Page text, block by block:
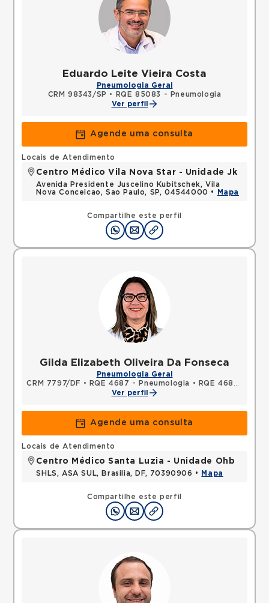
Eduardo Leite Vieira Costa
Pneumologia Geral
CRM 98343/SP •
RQE 85083 - Pneumologia
Ver perfil
Agende uma consulta
Compartilhe este perfil
Locais de Atendimento
Centro Médico Vila Nova Star - Unidade Jk
Avenida Presidente Juscelino Kubitschek, Vila
Nova Conceicao, Sao Paulo, SP, 04544000 •
Mapa
Gilda Elizabeth Oliveira Da Fonseca
Pneumologia Geral
CRM 7797/DF • RQE 4687 - Pneumologia •
RQE 4688 - Clínica médica
Ver perfil
Agende uma consulta
Compartilhe este perfil
Locais de Atendimento
Centro Médico Santa Luzia - Unidade Ohb
SHLS, ASA SUL, Brasilia, DF, 70390906 • Mapa